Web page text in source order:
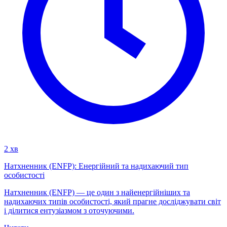
2 хв
Натхненник (ENFP): Енергійний та надихаючий тип
особистості
Натхненник (ENFP) — це один з найенергійніших та
надихаючих типів особистості, який прагне досліджувати світ
і ділитися ентузіазмом з оточуючими.